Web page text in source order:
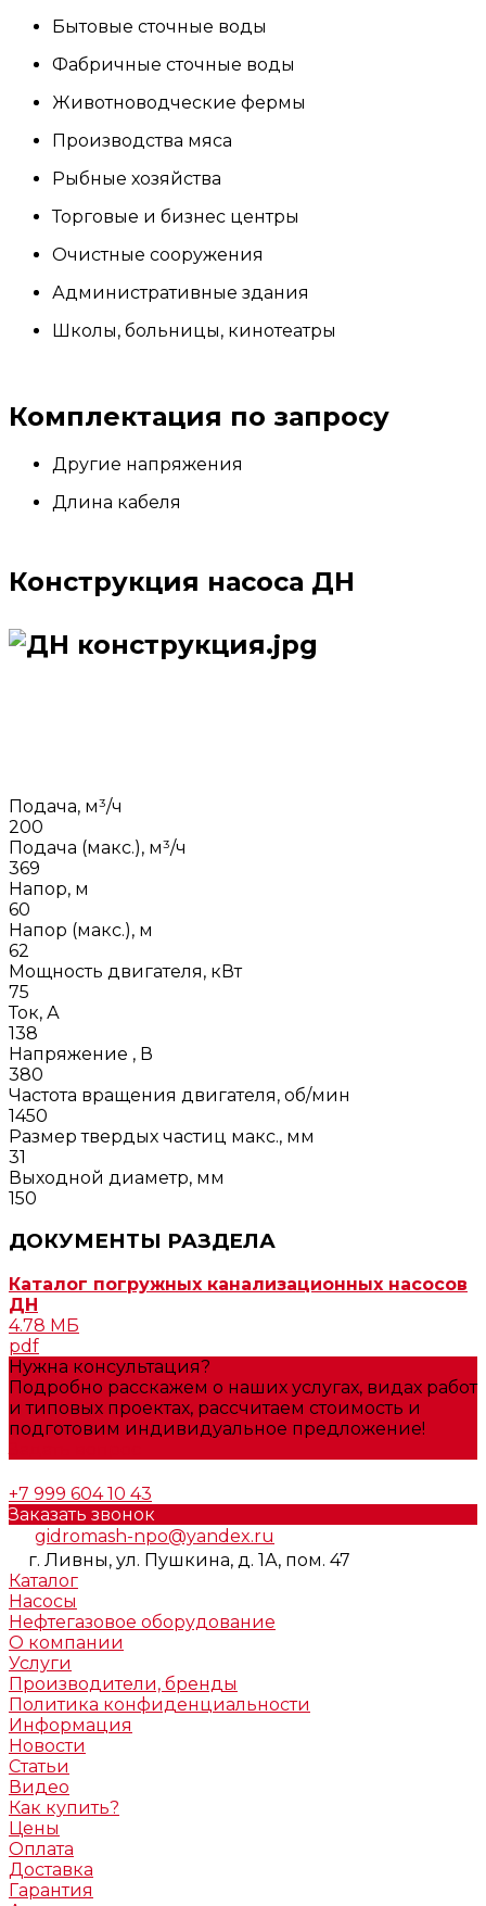
Бытовые сточные воды
Фабричные сточные воды
Животноводческие фермы
Производства мяса
Рыбные хозяйства
Торговые и бизнес центры
Очистные сооружения
Административные здания
Школы, больницы, кинотеатры
Комплектация по запросу
Другие напряжения
Длина кабеля
Конструкция насоса ДН
Подача, м³/ч
200
Подача (макс.), м³/ч
369
Напор, м
60
Напор (макс.), м
62
Мощность двигателя, кВт
75
Ток, А
138
Напряжение , В
380
Частота вращения двигателя, об/мин
1450
Размер твердых частиц макс., мм
31
Выходной диаметр, мм
150
ДОКУМЕНТЫ РАЗДЕЛА
Каталог погружных канализационных насосов
ДН
4.78 МБ
pdf
Нужна консультация?
Подробно расскажем о наших услугах, видах работ
и типовых проектах, рассчитаем стоимость и
подготовим индивидуальное предложение!
+7 999 604 10 43
Заказать звонок
gidromash-npo@yandex.ru
г. Ливны, ул. Пушкина, д. 1А, пом. 47
Каталог
Насосы
Нефтегазовое оборудование
О компании
Услуги
Производители, бренды
Политика конфиденциальности
Информация
Новости
Статьи
Видео
Как купить?
Цены
Оплата
Доставка
Гарантия